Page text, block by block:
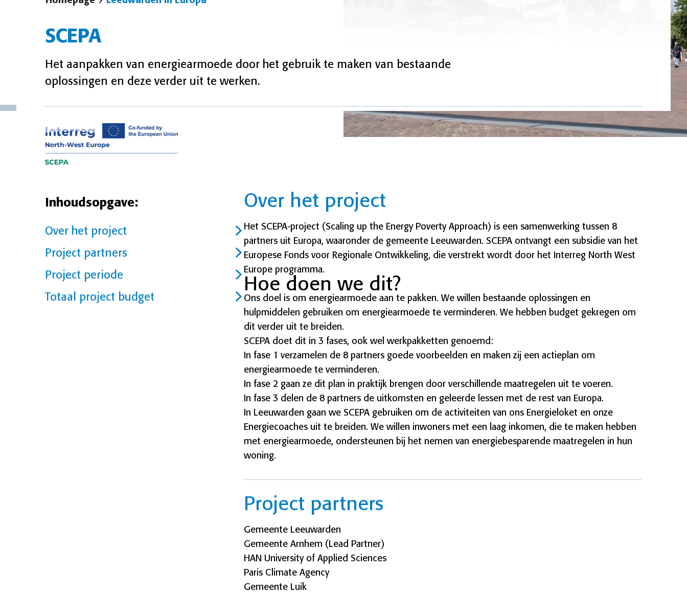
SCEPA
Het aanpakken van energiearmoede door het gebruik te maken van bestaande
oplossingen en deze verder uit te werken.
Inhoudsopgave:
Over het project
Project partners
Project periode
Totaal project budget
Over het project
Het SCEPA-project (Scaling up the Energy Poverty Approach) is een samenwerking tussen 8
partners uit Europa, waaronder de gemeente Leeuwarden. SCEPA ontvangt een subsidie van het
Europese Fonds voor Regionale Ontwikkeling, die verstrekt wordt door het Interreg North West
Europe programma.
Hoe doen we dit?
Ons doel is om energiearmoede aan te pakken. We willen bestaande oplossingen en
hulpmiddelen gebruiken om energiearmoede te verminderen. We hebben budget gekregen om
dit verder uit te breiden.
SCEPA doet dit in 3 fases, ook wel werkpakketten genoemd:
In fase 1 verzamelen de 8 partners goede voorbeelden en maken zij een actieplan om
energiearmoede te verminderen.
In fase 2 gaan ze dit plan in praktijk brengen door verschillende maatregelen uit te voeren.
In fase 3 delen de 8 partners de uitkomsten en geleerde lessen met de rest van Europa.
In Leeuwarden gaan we SCEPA gebruiken om de activiteiten van ons Energieloket en onze
Energiecoaches uit te breiden. We willen inwoners met een laag inkomen, die te maken hebben
met energiearmoede, ondersteunen bij het nemen van energiebesparende maatregelen in hun
woning.
Project partners
Gemeente Leeuwarden
Gemeente Arnhem (Lead Partner)
HAN University of Applied Sciences
Paris Climate Agency
Gemeente Luik